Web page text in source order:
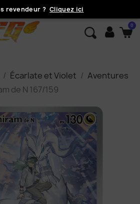
revendeur ? Cliquez ici
Écarlate et Violet
Aventures
de N 167/159